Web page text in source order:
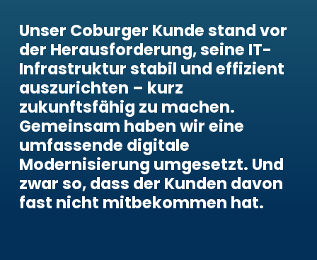
Unser Coburger Kunde stand vor
der Herausforderung, seine IT-
Infrastruktur stabil und effizient
auszurichten – kurz
zukunftsfähig zu machen.
Gemeinsam haben wir eine
umfassende digitale
Modernisierung umgesetzt. Und
zwar so, dass der Kunden davon
fast nicht mitbekommen hat.